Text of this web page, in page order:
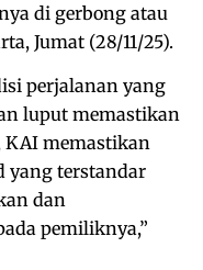
di gerbong atau
Jumat (28/11/25).
perjalanan yang
luput memastikan
KAI memastikan
yang terstandar
dan
pemiliknya,”